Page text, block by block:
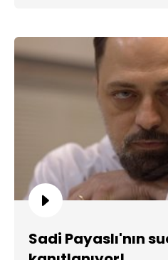
Sadi Payaslı'nın